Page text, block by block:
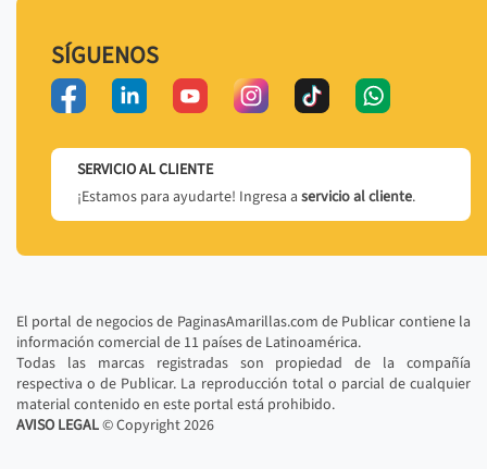
SÍGUENOS
SERVICIO AL CLIENTE
¡Estamos para ayudarte! Ingresa a servicio al cliente.
El portal de negocios de PaginasAmarillas.com de Publicar contiene la
información comercial de 11 países de Latinoamérica.
Todas las marcas registradas son propiedad de la compañía
respectiva o de Publicar. La reproducción total o parcial de cualquier
material contenido en este portal está prohibido.
AVISO LEGAL© Copyright2026